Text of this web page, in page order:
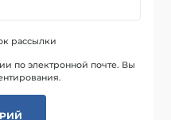
рассылки
по электронной почте. Вы